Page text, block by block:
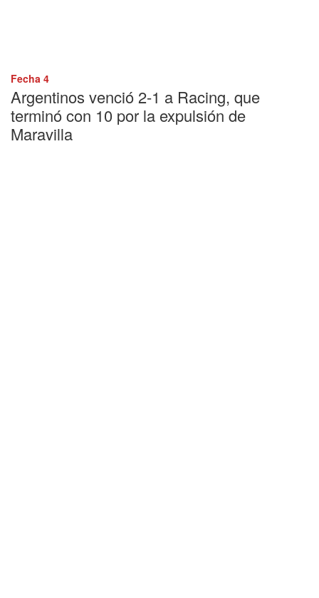
Fecha 4
Argentinos venció 2-1 a Racing, que
terminó con 10 por la expulsión de
Maravilla